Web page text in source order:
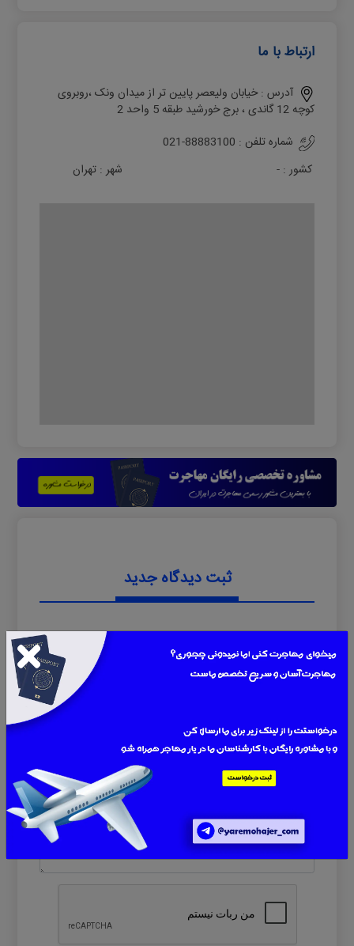
ارتباط با ما
آدرس :خیابان ولیعصر پایین تر از میدان ونک ،روبروی
کوچه 12 گاندی ، برج خورشید طبقه 5 واحد 2
شماره تلفن : 021-88883100
کشور :- شهر : تهران
ثبت دیدگاه جدید
نام
ایمیل یا موبایل